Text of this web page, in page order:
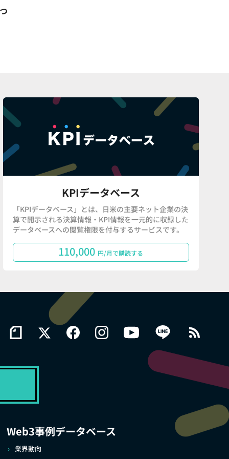
KPIデータベース
「KPIデータベース」とは、日米の主要ネット企業の決
算で開示される決算情報・KPI情報を一元的に収録した
データベースへの閲覧権限を付与するサービスです。
110,000 円/月で購読する
Web3事例データベース
業界動向